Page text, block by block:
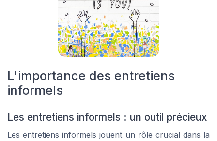
L'importance des entretiens
informels
Les entretiens informels : un outil précieux
Les entretiens informels jouent un rôle crucial dans la